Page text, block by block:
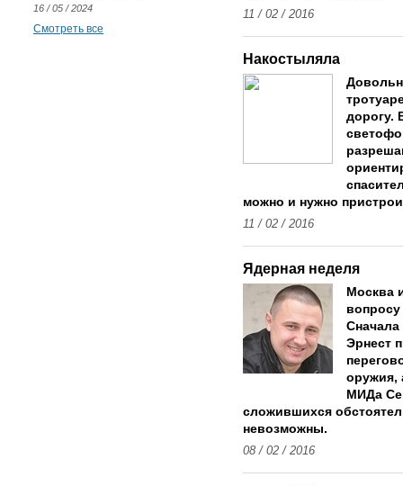
11 / 02 / 2016
Накостыляла
дорогу.
можно и нужно
11 / 02 / 2016
Ядерная неделя
Москва
Эрнест
оружия,
МИДа
сложившихся
невозможны.
08 / 02 / 2016
16 / 05 / 2024
Смотреть все